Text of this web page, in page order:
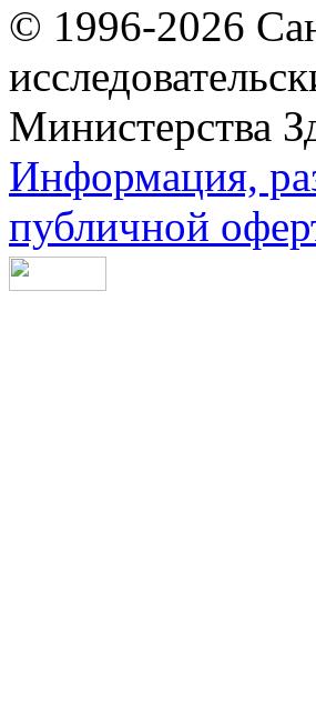
© 1996-2026
Министерства
Информация,
публичной